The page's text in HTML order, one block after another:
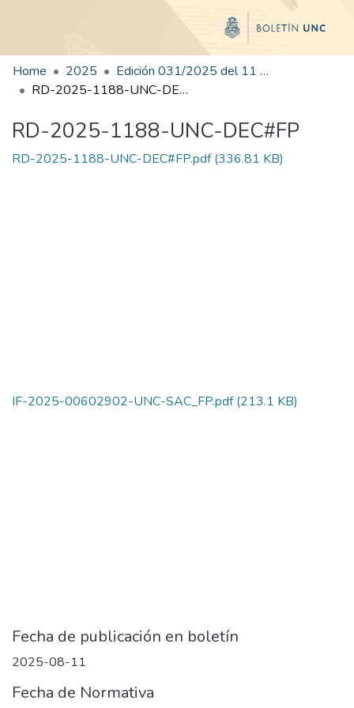
Home 2025
Edición 031/2025 del 11 de agosto de 2025
RD-2025-1188-UNC-DEC#FP
RD-2025-1188-UNC-DEC#FP
RD-2025-1188-UNC-DEC#FP.pdf(336.81 KB)
IF-2025-00602902-UNC-SAC_FP.pdf(213.1 KB)
Fecha de publicación en boletín
2025-08-11
Fecha de Normativa